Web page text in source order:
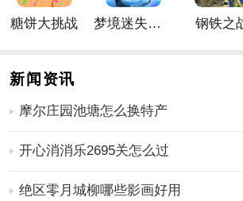
1、在挑战中，我们必须关注自己的运
敌人就会找到机会把失败变成胜利。
技能，你就可以解决任何级别的问题。
会大大增加你的力量。
更多好玩实用的手游，请持续关注
糖饼大挑战 梦境迷失星辰 钢铁之
新闻资讯
摩尔庄园池塘怎么换特产
开心消消乐2695关怎么过
绝区零月城柳哪些影画好用